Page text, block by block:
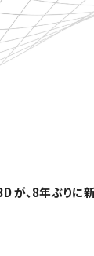
が、8年ぶりに新